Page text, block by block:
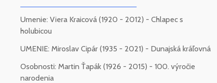
Umenie: Viera Kraicová (1920 - 2012) - Chlapec s
holubicou
UMENIE: Miroslav Cipár (1935 - 2021) - Dunajská kráľovná
Osobnosti: Martin Ťapák (1926 - 2015) - 100. výročie
narodenia